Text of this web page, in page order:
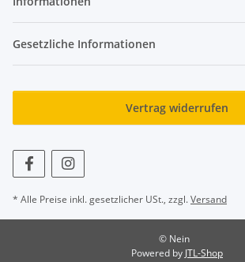
Gesetzliche Informationen
Vertrag widerrufen
* Alle Preise inkl. gesetzlicher USt., zzgl.Versand
© Nein
Powered by JTL-Shop